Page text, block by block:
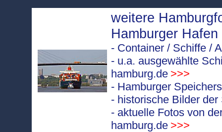
weitere
Hamburger Hafen
- Container / Schiffe /
- u.a. ausgewählte
hamburg.de >>>
- Hamburger
- historische Bilder
- aktuelle Fotos von
hamburg.de >>>